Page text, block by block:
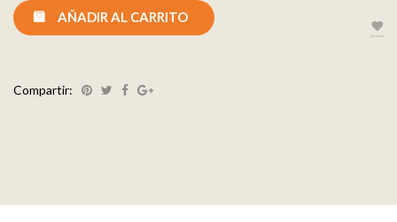
AÑADIR AL CARRITO
Compartir: